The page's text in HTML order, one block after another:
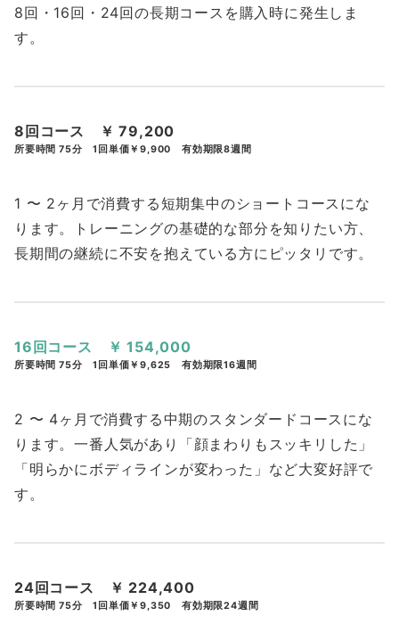
8回・16回・24回の長期コースを購入時に発生しま
す。
8回コース ￥ 79,200
所要時間 75分 1回単価￥9,900有効期限8週間
1 〜 2ヶ月で消費する短期集中のショートコースにな
ります。トレーニングの基礎的な部分を知りたい方、
長期間の継続に不安を抱えている方にピッタリです。
16回コース ￥ 154,000
所要時間 75分 1回単価￥9,625有効期限16週間
2 〜 4ヶ月で消費する中期のスタンダードコースにな
ります。一番人気があり「顔まわりもスッキリした」
「明らかにボディラインが変わった」など大変好評で
す。
24回コース ￥ 224,400
所要時間 75分 1回単価￥9,350有効期限24週間